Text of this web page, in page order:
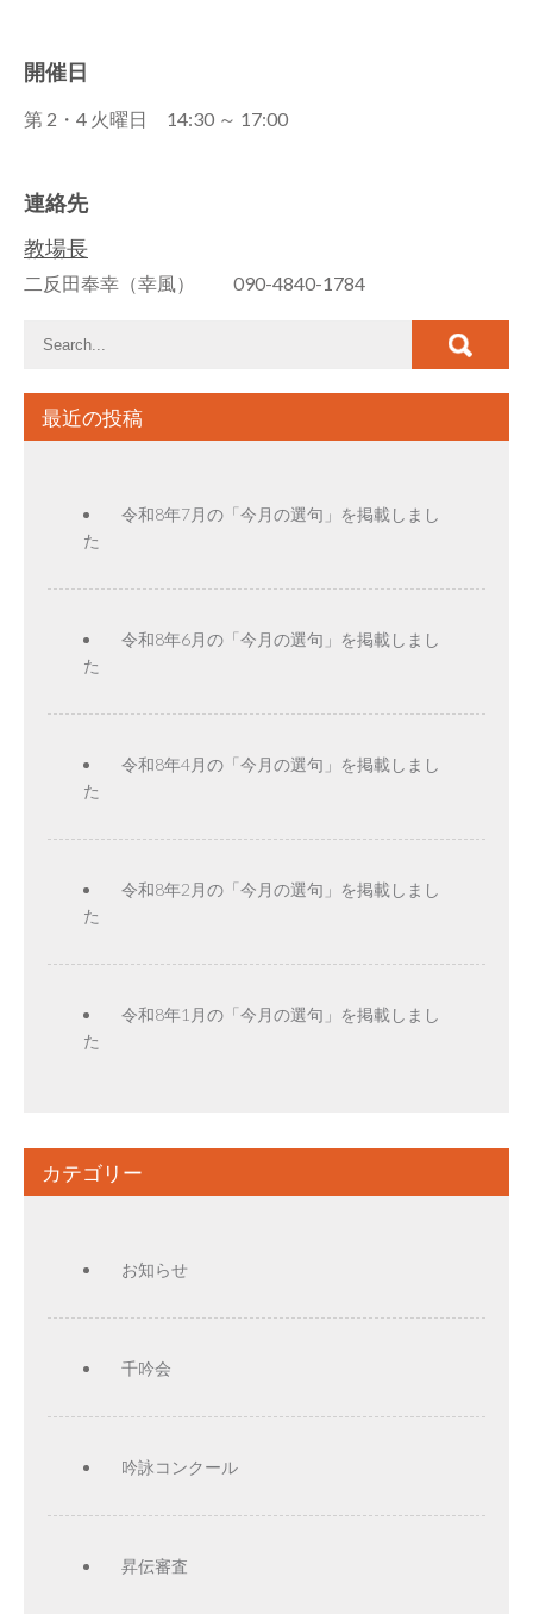
開催日
第 2・4 火曜日 14:30 ～ 17:00
連絡先
教場長
二反田奉幸（幸風） 090-4840-1784
最近の投稿
令和8年7月の「今月の選句」を掲載しまし
た
令和8年6月の「今月の選句」を掲載しまし
た
令和8年4月の「今月の選句」を掲載しまし
た
令和8年2月の「今月の選句」を掲載しまし
た
令和8年1月の「今月の選句」を掲載しまし
た
カテゴリー
お知らせ
千吟会
吟詠コンクール
昇伝審査